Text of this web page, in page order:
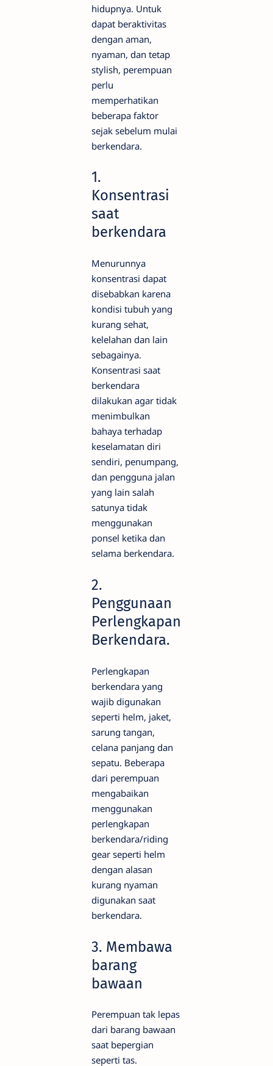
hidupnya. Untuk
dapat beraktivitas
dengan aman,
nyaman, dan tetap
stylish, perempuan
perlu
memperhatikan
beberapa faktor
sejak sebelum mulai
berkendara.
1.
Konsentrasi
saat
berkendara
Menurunnya
konsentrasi dapat
disebabkan karena
kondisi tubuh yang
kurang sehat,
kelelahan dan lain
sebagainya.
Konsentrasi saat
berkendara
dilakukan agar tidak
menimbulkan
bahaya terhadap
keselamatan diri
sendiri, penumpang,
dan pengguna jalan
yang lain salah
satunya tidak
menggunakan
ponsel ketika dan
selama berkendara.
2.
Penggunaan
Perlengkapan
Berkendara.
Perlengkapan
berkendara yang
wajib digunakan
seperti helm, jaket,
sarung tangan,
celana panjang dan
sepatu. Beberapa
dari perempuan
mengabaikan
menggunakan
perlengkapan
berkendara/riding
gear seperti helm
dengan alasan
kurang nyaman
digunakan saat
berkendara.
3. Membawa
barang
bawaan
Perempuan tak lepas
dari barang bawaan
saat bepergian
seperti tas.